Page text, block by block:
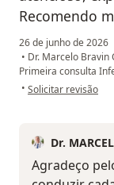
Recomendo
26 de junho de 2026
• Dr. Marcelo
Primeira consulta
• na opinião do
Solicitar revisão
Dr.
Agradeço